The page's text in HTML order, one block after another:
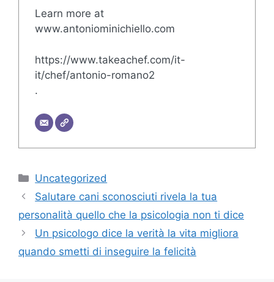
Learn more at
www.antoniominichiello.com
https://www.takeachef.com/it-
it/chef/antonio-romano2
.
Categorie
Uncategorized
Salutare cani sconosciuti rivela la tua
personalità quello che la psicologia non ti dice
Un psicologo dice la verità la vita migliora
quando smetti di inseguire la felicità